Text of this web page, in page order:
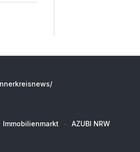
Immobilienmarkt AZUBI NRW